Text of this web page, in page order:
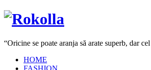
“Oricine se poate aranja să arate superb, dar
HOME
FASHION